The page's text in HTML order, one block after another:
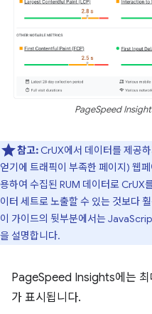
PageSpeed
참고: CrUX에서 데이터를 제공
얻기에 트래픽이 부족한 페이지) 웹
용하여 수집된 RUM 데이터로 CrUX
이터 세트로 노출할 수 있는 것보다
이 가이드의 뒷부분에서는
을 설명합니다.
PageSpeed Insights에는 최
가 표시됩니다.